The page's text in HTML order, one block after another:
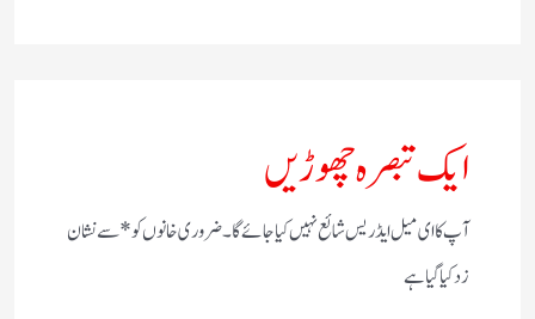
ایک تبصرہ چھوڑیں
آپ کا ای میل ایڈریس شائع نہیں کیا جائے گا۔ضروری خانوں کو*سے نشان
زد کیا گیا ہے